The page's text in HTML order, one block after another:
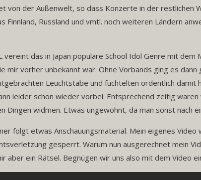
von der Außenwelt, so dass Konzerte in der restlichen
Finnland, Russland und vmtl. noch weiteren Ländern
vereint das in Japan populäre School Idol Genre mit
mir vorher unbekannt war. Ohne Vorbands ging es dann
Leuchtstäbe und fuchtelten ordentlich damit
leider schon wieder vorbei. Entsprechend zeitig
Dingen widmen. Etwas ungewohnt, da man sonst nach
folgt etwas Anschauungsmaterial. Mein eigenes
gesperrt. Warum nun ausgerechnet mein
aber ein Rätsel. Begnügen wir uns also mit dem Video